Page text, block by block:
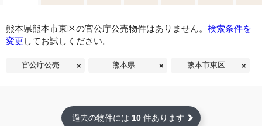
熊本県熊本市東区の官公庁公売物件はありません。 検索条件を
変更 してお試しください。
官公庁公売 熊本県 熊本市東区
過去の物件には 10 件あります